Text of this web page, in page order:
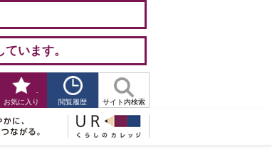
います。
お気に入り
-
閲覧履歴 サイト内検索